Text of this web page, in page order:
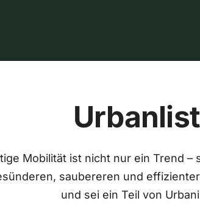
Urbanlist
Mobilität ist nicht nur ein Trend –
saubereren und
und sei ein Teil von